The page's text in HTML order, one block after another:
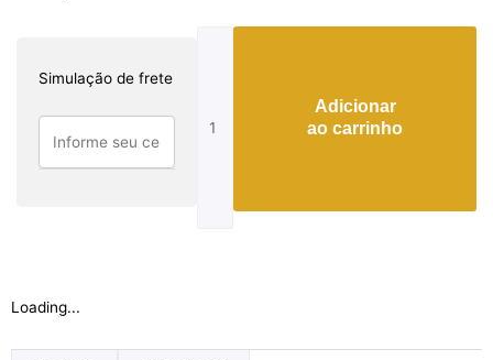
Simulação de frete
magic
Adicionar
ao carrinho
Loading...